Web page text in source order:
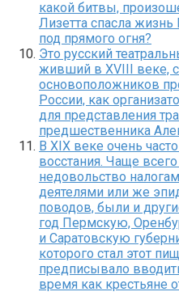
какой битвы,
Лизетта спасла
под прямого огня?
Это русский
живший в XVIII веке,
основоположников
России, как
для представления
предшественника
В XIX веке очень
восстания. Чаще
недовольство
деятелями или же
поводов, были и
год Пермскую,
и Саратовскую
которого стал этот
предписывало
время как крестьяне